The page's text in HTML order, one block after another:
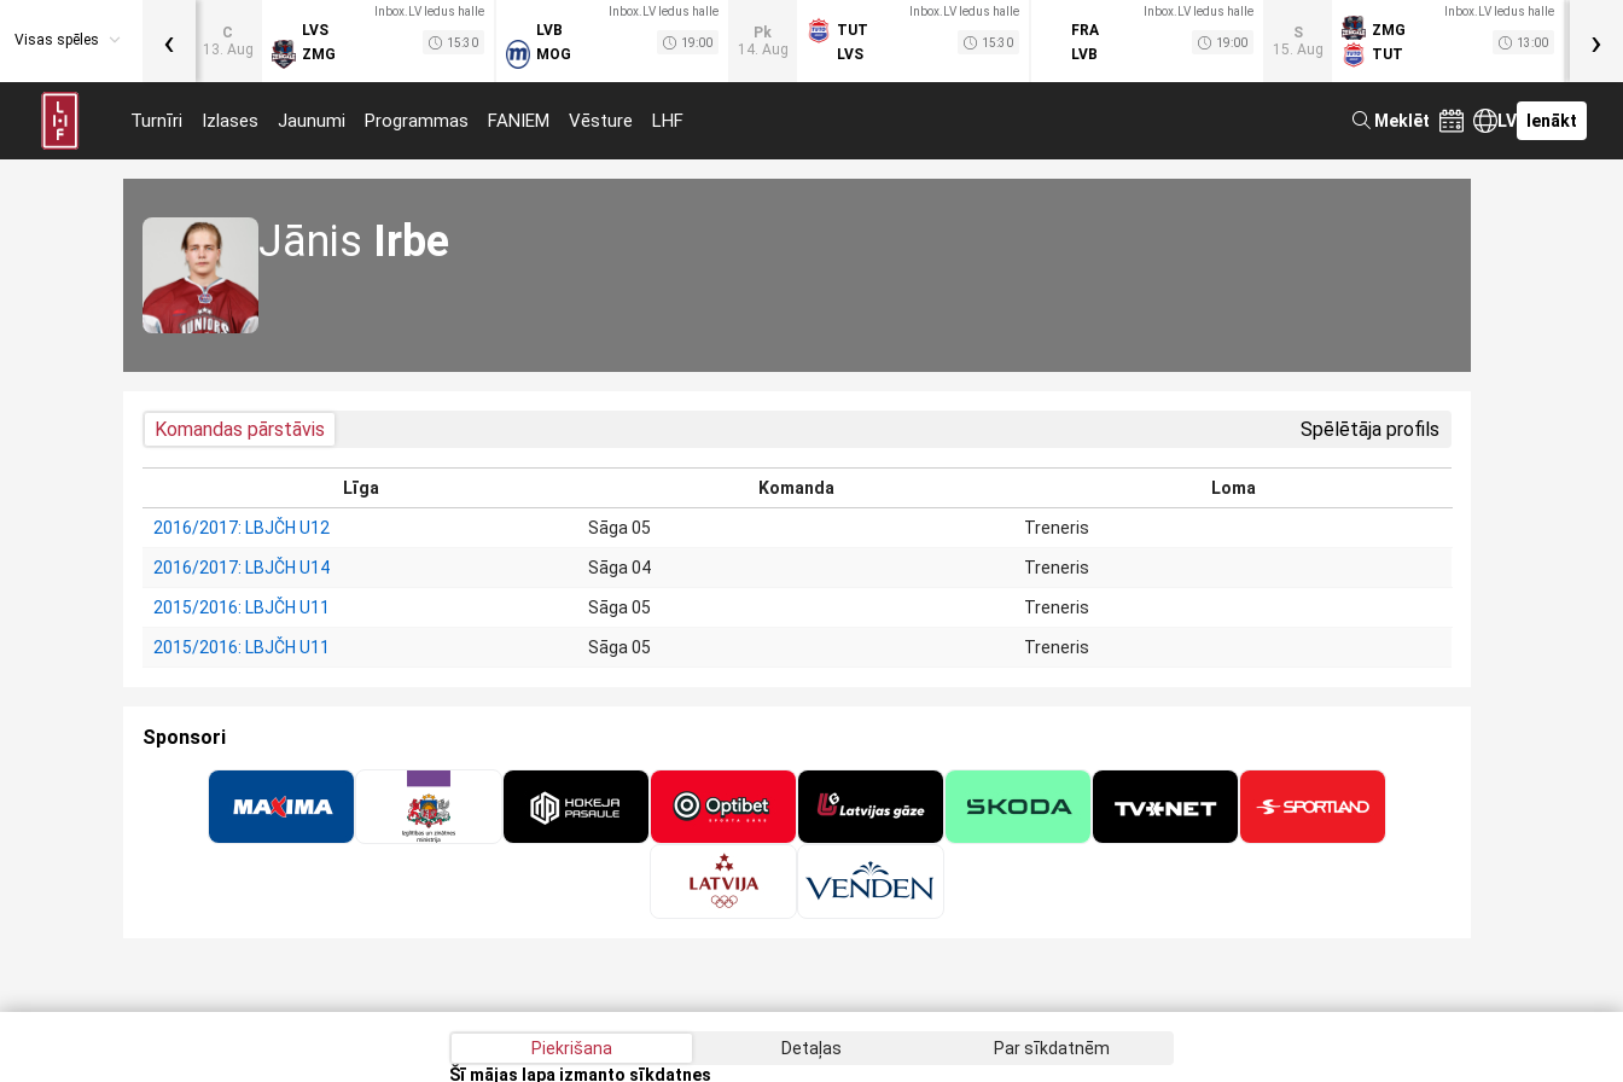
Visas spēles
C
13. Aug
Inbox.LV ledus halle
LVS
ZMG
15:30
Inbox.LV ledus halle
LVB
MOG
19:00
Pk
14. Aug
Inbox.LV ledus halle
TUT
LVS
15:30
Inbox.LV ledus halle
FRA
LVB
19:00
S
15. Aug
Inbox.LV ledus halle
ZMG
TUT
13:00
‹ ›
Turnīri Izlases Jaunumi Programmas FANIEM Vēsture LHF Meklēt LV Ienākt
Jānis Irbe
Komandas pārstāvis Spēlētāja profils
Līga Komanda Loma
2016/2017: LBJČH U12 Sāga 05 Treneris
2016/2017: LBJČH U14 Sāga 04 Treneris
2015/2016: LBJČH U11 Sāga 05 Treneris
2015/2016: LBJČH U11 Sāga 05 Treneris
Sponsori
Piekrišana Detaļas
Par sīkdatnēm
Šī mājas lapa izmanto sīkdatnes